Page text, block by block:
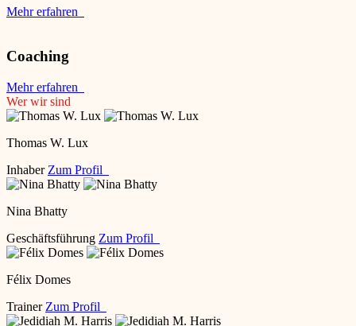
Mehr erfahren
Coaching
Mehr erfahren
Wer wir sind
Thomas W. Lux
Inhaber Zum Profil
Nina Bhatty
Geschäftsführung Zum Profil
Félix Domes
Trainer Zum Profil